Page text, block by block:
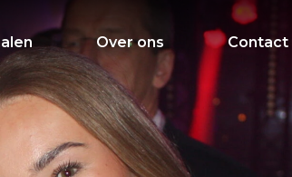
Over ons Contact